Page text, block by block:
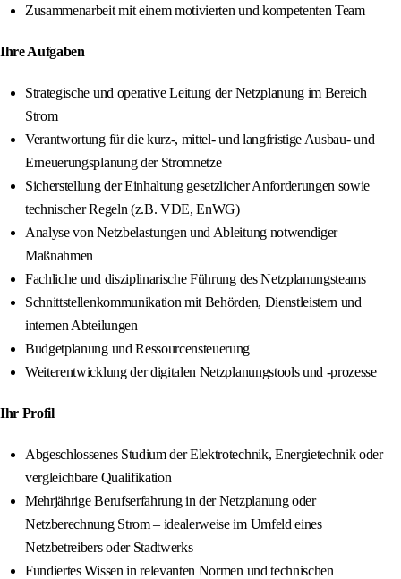
Zusammenarbeit mit einem motivierten und kompetenten Team
Ihre Aufgaben
Strategische und operative Leitung der Netzplanung im Bereich
Strom
Verantwortung für die kurz-, mittel- und langfristige Ausbau- und
Erneuerungsplanung der Stromnetze
Sicherstellung der Einhaltung gesetzlicher Anforderungen sowie
technischer Regeln (z.B. VDE, EnWG)
Analyse von Netzbelastungen und Ableitung notwendiger
Maßnahmen
Fachliche und disziplinarische Führung des Netzplanungsteams
Schnittstellenkommunikation mit Behörden, Dienstleistern und
internen Abteilungen
Budgetplanung und Ressourcensteuerung
Weiterentwicklung der digitalen Netzplanungstools und -prozesse
Ihr Profil
Abgeschlossenes Studium der Elektrotechnik, Energietechnik oder
vergleichbare Qualifikation
Mehrjährige Berufserfahrung in der Netzplanung oder
Netzberechnung Strom – idealerweise im Umfeld eines
Netzbetreibers oder Stadtwerks
Fundiertes Wissen in relevanten Normen und technischen